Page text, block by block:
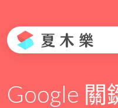
Google 關